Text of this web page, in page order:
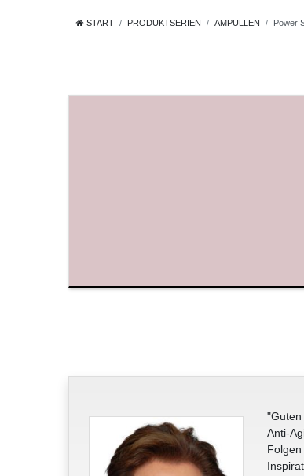
START PRODUKTSERIEN AMPULLEN Power
"Guten
Anti-